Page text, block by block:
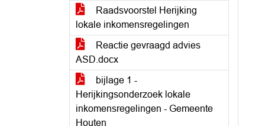
Raadsvoorstel Herijking
lokale inkomensregelingen
Reactie gevraagd advies
ASD.docx
bijlage 1 -
Herijkingsonderzoek lokale
inkomensregelingen - Gemeente
Houten